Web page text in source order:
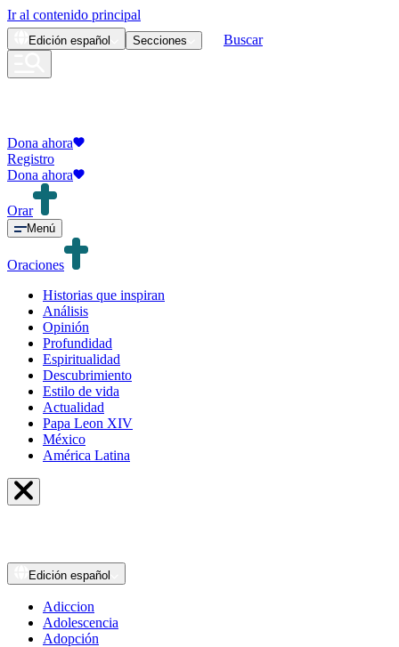
Ir al contenido principal
Edición español Secciones Buscar
Dona ahora
Registro
Dona ahora
Orar
Menú
Oraciones
Historias que inspiran
Análisis
Opinión
Profundidad
Espiritualidad
Descubrimiento
Estilo de vida
Actualidad
Papa Leon XIV
México
América Latina
Edición español
Adiccion
Adolescencia
Adopción